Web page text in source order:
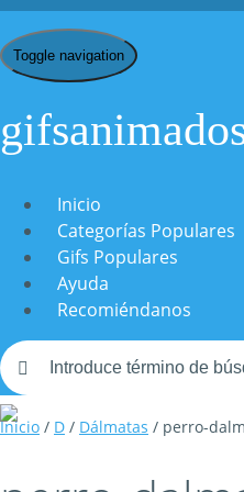
Toggle navigation
Inicio
Categorías Populares
Gifs Populares
Ayuda
Recomiéndanos
Inicio / D / Dálmatas / perro-